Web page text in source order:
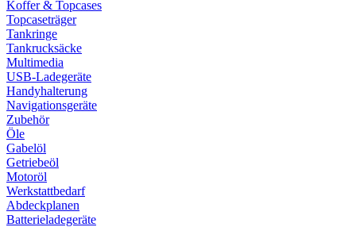
Koffer & Topcases
Topcaseträger
Tankringe
Tankrucksäcke
Multimedia
USB-Ladegeräte
Handyhalterung
Navigationsgeräte
Zubehör
Öle
Gabelöl
Getriebeöl
Motoröl
Werkstattbedarf
Abdeckplanen
Batterieladegeräte